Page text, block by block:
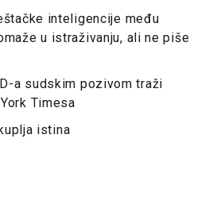
inteligencije među
u istraživanju, ali ne piše
a sudskim pozivom traži
Timesa
istina